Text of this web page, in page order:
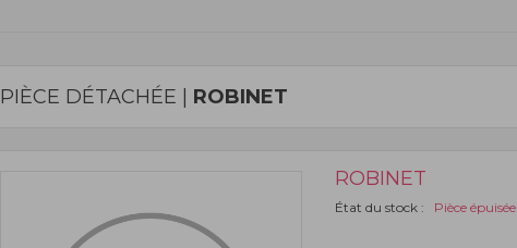
PIÈCE DÉTACHÉE | ROBINET
ROBINET
État du stock : Pièce épuisée